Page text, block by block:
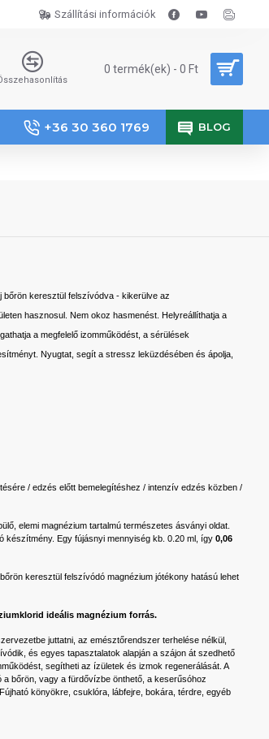
Szállítási információk
0 termék(ek) - 0 Ft
+36 30 360 1769 BLOG
bőrön keresztül felszívódva - kikerülve az
hasznosul. Nem okoz hasmenést. Helyreállíthatja a
a megfelelő izomműködést, a sérülések
Nyugtat, segít a stressz leküzdésében és ápolja,
/ edzés előtt bemelegítéshez / intenzív edzés közben /
elemi magnézium tartalmú természetes ásványi oldat.
készítmény. Egy fújásnyi mennyiség kb. 0.20 ml, így 0,06
keresztül felszívódó magnézium jótékony hatású lehet
ideális magnézium forrás.
juttatni, az emésztőrendszer terhelése nélkül,
és egyes tapasztalatok alapján a szájon át szedhető
segítheti az ízületek és izmok regenerálását. A
bőrön, vagy a fürdővízbe önthető, a keserűsóhoz
könyökre, csuklóra, lábfejre, bokára, térdre, egyéb